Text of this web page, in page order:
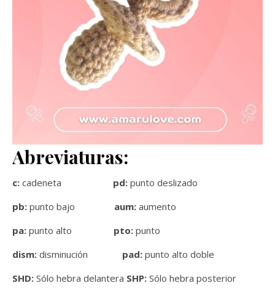
Abreviaturas:
c: cadeneta pd: punto deslizado
pb: punto bajo aum: aumento
pa: punto alto pto: punto
dism: disminución pad: punto alto doble
SHD: Sólo hebra delantera SHP: Sólo hebra posterior